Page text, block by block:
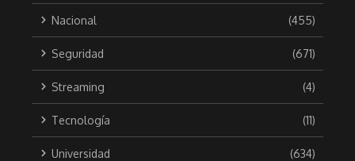
Nacional (455)
Seguridad (671)
Streaming (4)
Tecnología (11)
Universidad (634)